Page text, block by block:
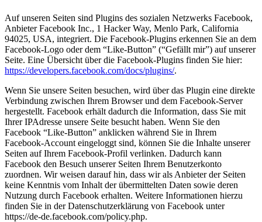
Auf unseren Seiten sind Plugins des sozialen Netzwerks Facebook,
Anbieter Facebook Inc., 1 Hacker Way, Menlo Park, California
94025, USA, integriert. Die Facebook-Plugins erkennen Sie an dem
Facebook-Logo oder dem “Like-Button” (“Gefällt mir”) auf unserer
Seite. Eine Übersicht über die Facebook-Plugins finden Sie hier:
https://developers.facebook.com/docs/plugins/.
Wenn Sie unsere Seiten besuchen, wird über das Plugin eine direkte
Verbindung zwischen Ihrem Browser und dem Facebook-Server
hergestellt. Facebook erhält dadurch die Information, dass Sie mit
Ihrer IPAdresse unsere Seite besucht haben. Wenn Sie den
Facebook “Like-Button” anklicken während Sie in Ihrem
Facebook-Account eingeloggt sind, können Sie die Inhalte unserer
Seiten auf Ihrem Facebook-Profil verlinken. Dadurch kann
Facebook den Besuch unserer Seiten Ihrem Benutzerkonto
zuordnen. Wir weisen darauf hin, dass wir als Anbieter der Seiten
keine Kenntnis vom Inhalt der übermittelten Daten sowie deren
Nutzung durch Facebook erhalten. Weitere Informationen hierzu
finden Sie in der Datenschutzerklärung von Facebook unter
https://de-de.facebook.com/policy.php.